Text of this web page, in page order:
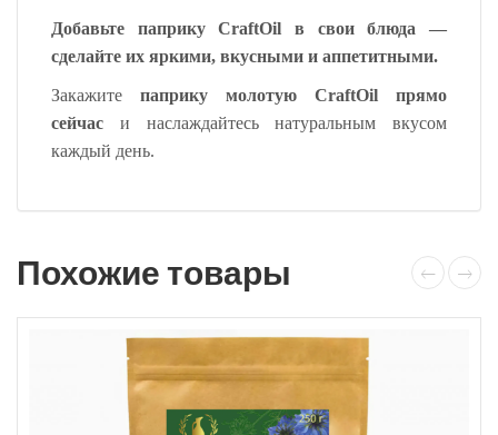
Добавьте паприку CraftOil в свои блюда —
сделайте их яркими, вкусными и аппетитными.
Закажите паприку молотую CraftOil прямо
сейчас и наслаждайтесь натуральным вкусом
каждый день.
Похожие товары